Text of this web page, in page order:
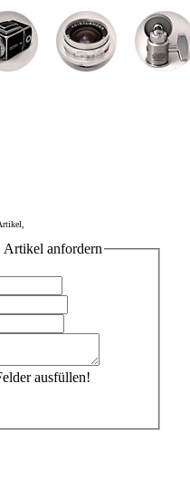
Artikel anfordern
ausfüllen!